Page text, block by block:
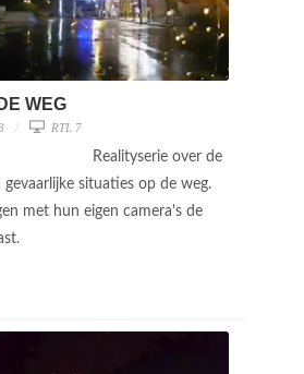
WEG
RTL 7
Realityserie over de
gevaarlijke situaties op de weg.
met hun eigen camera's de